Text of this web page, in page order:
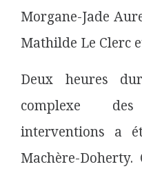
Morgane-Jade
Mathilde Le Clerc
Deux heures
complexe
interventions a
Machère-